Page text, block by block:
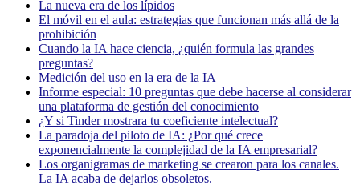
La nueva era de los lípidos
El móvil en el aula: estrategias que funcionan más allá de la
prohibición
Cuando la IA hace ciencia, ¿quién formula las grandes
preguntas?
Medición del uso en la era de la IA
Informe especial: 10 preguntas que debe hacerse al considerar
una plataforma de gestión del conocimiento
¿Y si Tinder mostrara tu coeficiente intelectual?
La paradoja del piloto de IA: ¿Por qué crece
exponencialmente la complejidad de la IA empresarial?
Los organigramas de marketing se crearon para los canales.
La IA acaba de dejarlos obsoletos.